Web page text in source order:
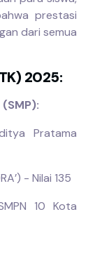
prestasi
dari semua
2025:
Pratama
- Nilai 135
10 Kota